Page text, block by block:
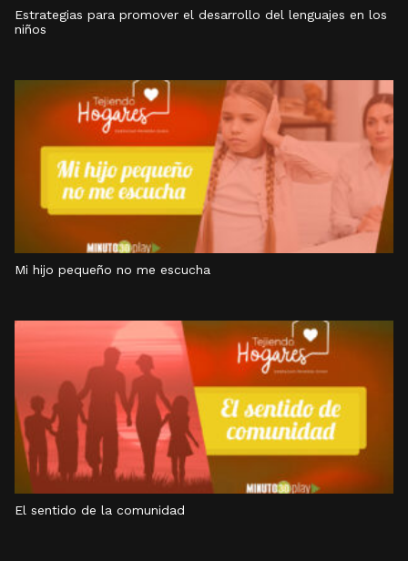
Estrategias para promover el desarrollo del lenguajes en los
niños
Mi hijo pequeño no me escucha
El sentido de la comunidad